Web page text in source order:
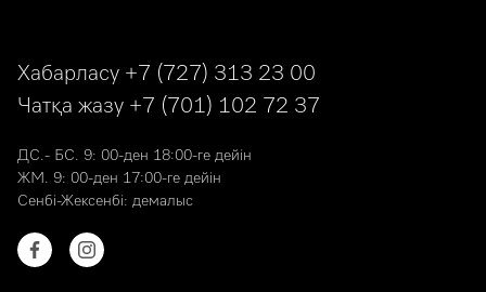
Хабарласу +7 (727) 313 23 00
Чатқа жазу +7 (701) 102 72 37
ДС.- БС. 9: 00-ден 18:00-ге дейін
ЖМ. 9: 00-ден 17:00-ге дейін
Сенбі-Жексенбі: демалыс